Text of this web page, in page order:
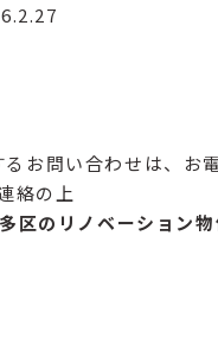
お問い合わせは、お
絡の上
区のリノベーション